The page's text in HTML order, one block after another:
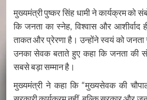
मुख्यमंत्री पुष्कर सिंह धामी ने कार्यक्रम को
कि जनता का स्नेह, विश्वास और आशीर्वाद
ताकत और प्रेरणा है। उन्होंने स्वयं को
उनका सेवक बताते हुए कहा कि जनता की
सबसे बड़ा सम्मान है।
मुख्यमंत्री ने कहा कि “मुख्यसेवक की